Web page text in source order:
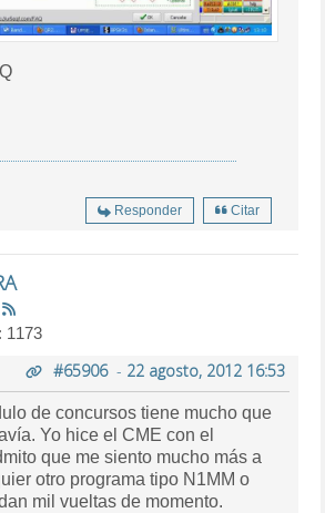
Responder Citar
1173
#65906- 22 agosto, 2012 16:53
de concursos tiene mucho que
Yo hice el CME con el
que me siento mucho más a
otro programa tipo N1MM o
mil vueltas de momento.